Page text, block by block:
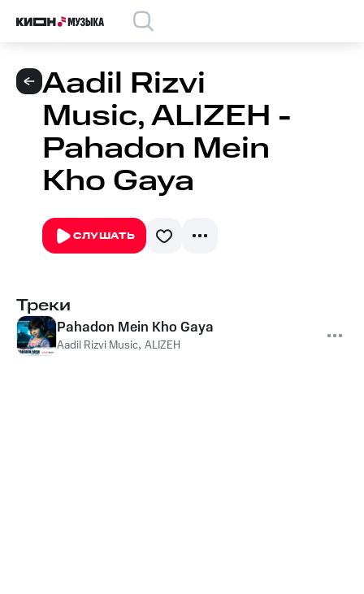
Aadil Rizvi
Music, ALIZEH -
Pahadon Mein
Kho Gaya
СЛУШАТЬ
Треки
Pahadon Mein Kho Gaya
Aadil Rizvi Music, ALIZEH